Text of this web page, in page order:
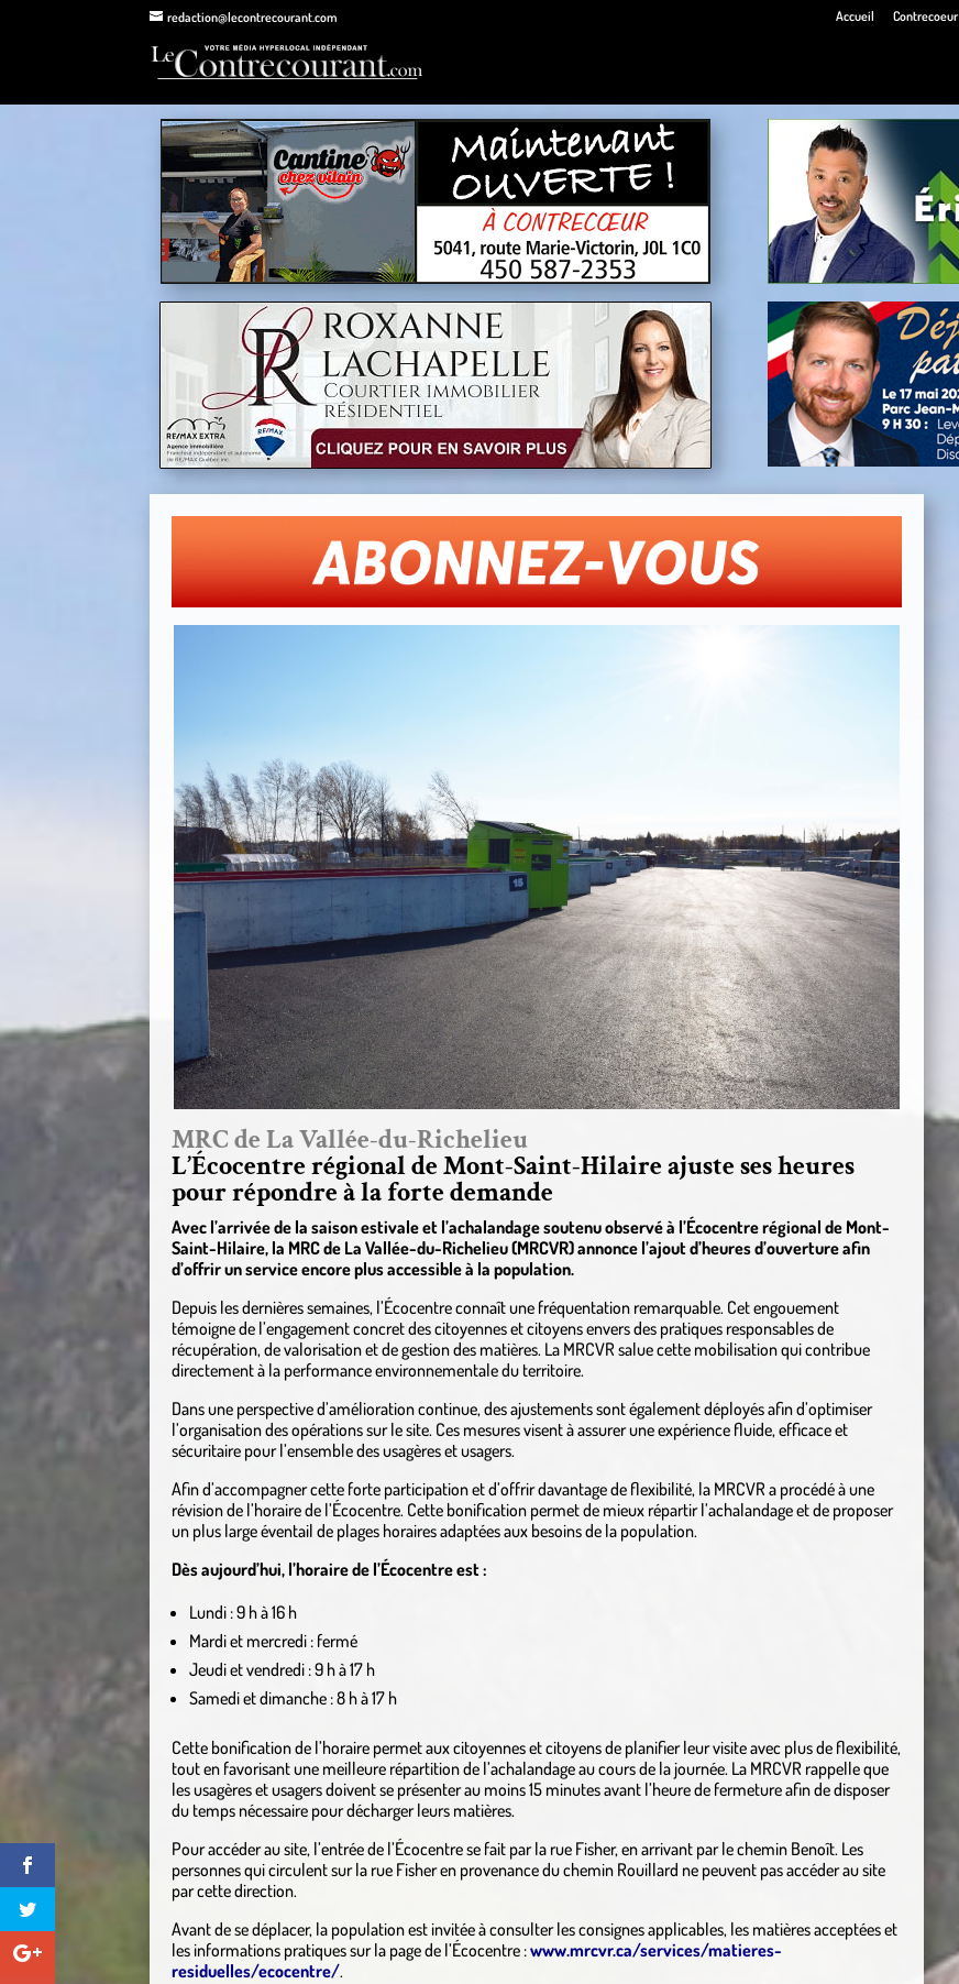
redaction@lecontrecourant.com Accueil Contrecoeur
MRC de La Vallée-du-Richelieu
L’Écocentre régional de Mont-Saint-Hilaire ajuste ses heures
pour répondre à la forte demande
Avec l’arrivée de la saison estivale et l’achalandage soutenu observé à l’Écocentre régional de Mont-
Saint-Hilaire, la MRC de La Vallée-du-Richelieu (MRCVR) annonce l’ajout d’heures d’ouverture afin
d’offrir un service encore plus accessible à la population.
Depuis les dernières semaines, l’Écocentre connaît une fréquentation remarquable. Cet engouement
témoigne de l’engagement concret des citoyennes et citoyens envers des pratiques responsables de
récupération, de valorisation et de gestion des matières. La MRCVR salue cette mobilisation qui contribue
directement à la performance environnementale du territoire.
Dans une perspective d’amélioration continue, des ajustements sont également déployés afin d’optimiser
l’organisation des opérations sur le site. Ces mesures visent à assurer une expérience fluide, efficace et
sécuritaire pour l’ensemble des usagères et usagers.
Afin d’accompagner cette forte participation et d’offrir davantage de flexibilité, la MRCVR a procédé à une
révision de l’horaire de l’Écocentre. Cette bonification permet de mieux répartir l’achalandage et de proposer
un plus large éventail de plages horaires adaptées aux besoins de la population.
Dès aujourd’hui, l’horaire de l’Écocentre est :
Lundi : 9 h à 16 h
Mardi et mercredi : fermé
Jeudi et vendredi : 9 h à 17 h
Samedi et dimanche : 8 h à 17 h
Cette bonification de l’horaire permet aux citoyennes et citoyens de planifier leur visite avec plus de flexibilité,
tout en favorisant une meilleure répartition de l’achalandage au cours de la journée. La MRCVR rappelle que
les usagères et usagers doivent se présenter au moins 15 minutes avant l’heure de fermeture afin de disposer
du temps nécessaire pour décharger leurs matières.
Pour accéder au site, l’entrée de l’Écocentre se fait par la rue Fisher, en arrivant par le chemin Benoît. Les
personnes qui circulent sur la rue Fisher en provenance du chemin Rouillard ne peuvent pas accéder au site
par cette direction.
Avant de se déplacer, la population est invitée à consulter les consignes applicables, les matières acceptées et
les informations pratiques sur la page de l’Écocentre :www.mrcvr.ca/services/matieres-
residuelles/ecocentre/.